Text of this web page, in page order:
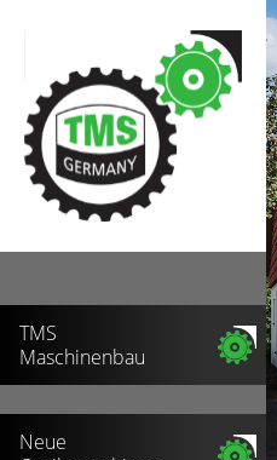
TMS
Maschinenbau
Neue